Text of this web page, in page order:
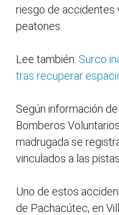
riesgo de accidentes
peatones.
Lee también: Surco
tras recuperar
Según información
Bomberos
madrugada se
vinculados a las
Uno de estos
de Pachacútec, en